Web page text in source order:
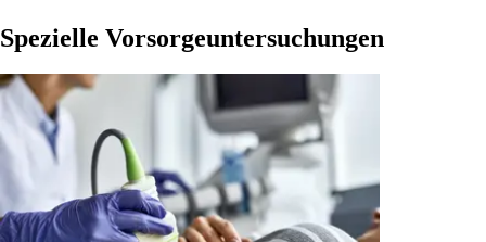
Spezielle Vorsorgeuntersuchungen